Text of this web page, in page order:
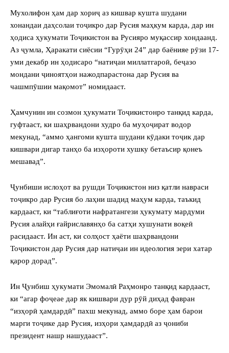
Мухолифон ҳам дар хориҷ аз кишвар кушта шудани
хонандаи даҳсолаи тоҷикро дар Русия маҳкум карда, дар ин
ҳодиса ҳукумати Тоҷикистон ва Русияро муқассир хондаанд.
Аз ҷумла, Ҳаракати сиёсии “Гурӯҳи 24” дар баёнияе рӯзи 17-
уми декабр ин ҳодисаро “натиҷаи миллатгароӣ, беҷазо
мондани ҷиноятҳои нажодпарастона дар Русия ва
чашмпӯшии мақомот” номидааст.
Ҳамчунин ин созмон ҳукумати Тоҷикистонро танқид карда,
гуфтааст, ки шаҳрвандони худро ба муҳоҷират водор
мекунад, “аммо ҳангоми кушта шудани кӯдаки тоҷик дар
кишвари дигар танҳо ба изҳороти хушку бетаъсир қонеъ
мешавад”.
Ҷунбиши ислоҳот ва рушди Тоҷикистон низ қатли навраси
тоҷикро дар Русия бо лаҳни шадид маҳум карда, таъкид
кардааст, ки “таблиғоти нафратангези ҳукумату мардуми
Русия алайҳи ғайриславянҳо ба сатҳи хушунати воқеӣ
расидааст. Ин аст, ки солҳост ҳаёти шаҳрвандони
Тоҷикистон дар Русия дар натиҷаи ин идеология зери хатар
қарор дорад”.
Ин Ҷунбиш ҳукумати Эмомалӣ Раҳмонро танқид кардааст,
ки “агар фоҷеае дар як кишвари дур рӯй диҳад фавран
“изҳорӣ ҳамдардӣ” пахш мекунад, аммо боре ҳам барои
марги тоҷике дар Русия, изҳори ҳамдардӣ аз ҷониби
президент нашр нашудааст”.